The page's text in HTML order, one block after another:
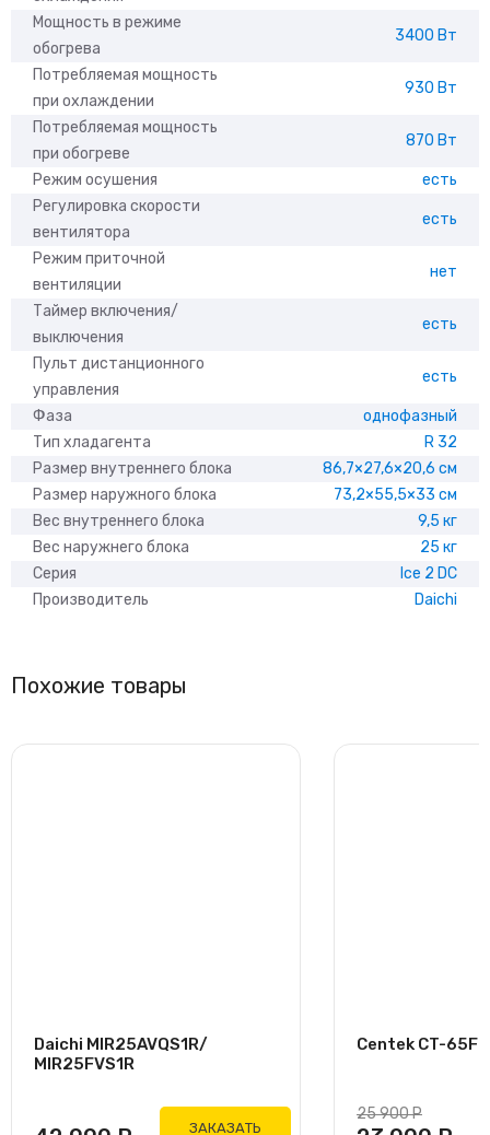
Мощность в режиме
обогрева
3400 Вт
Потребляемая мощность
при охлаждении
930 Вт
Потребляемая мощность
при обогреве
870 Вт
Режим осушения
есть
Регулировка скорости
вентилятора
есть
Режим приточной
вентиляции
нет
Таймер включения/
выключения
есть
Пульт дистанционного
управления
есть
Фаза
однофазный
Тип хладагента
R 32
Размер внутреннего блока
86,7×27,6×20,6 см
Размер наружного блока
73,2×55,5×33 см
Вес внутреннего блока
9,5 кг
Вес наружнего блока
25 кг
Серия
Ice 2 DC
Производитель
Daichi
Похожие товары
Daichi MIR25AVQS1R/
MIR25FVS1R
ЗАКАЗАТЬ
Centek CT-
25 900Р